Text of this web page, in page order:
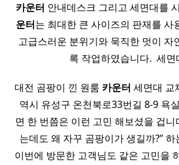
카운터 안내데스크 그리고 세면대를
운터는 최대한 큰 사이즈의 판재를 사
고급스러운 분위기와 묵직한 멋이 자
록 작업하였습니다. ​ 세
대전 곰팡이 낀 원룸 카운터 세면대 교
역시 유성구 온천북로33번길 8-9 욕
면 한 번쯤은 이런 고민 해보셨을 겁니
는데도 왜 자꾸 곰팡이가 생길까?” 하
이번에 방문한 고객님도 같은 고민을